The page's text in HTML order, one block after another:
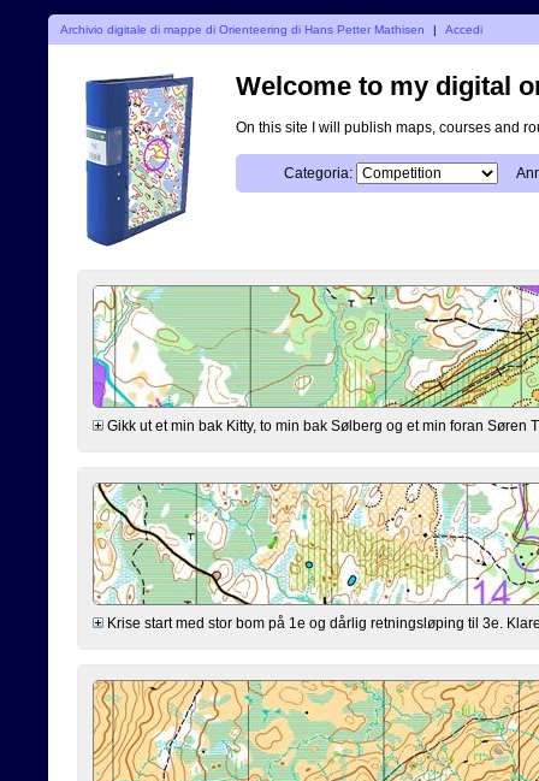
Archivio digitale di mappe di Orienteering di Hans Petter Mathisen | Accedi
Welcome to my digital
On this site I will publish maps, courses and
Categoria:
Gikk ut et min bak Kitty, to min bak Sølberg og et min foran
Krise start med stor bom på 1e og dårlig retningsløping til 3e.